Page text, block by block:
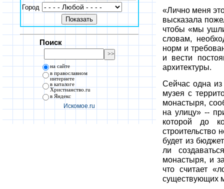
Город
Поиск
на сайте
в православном
интернете
в каталоге
Христианство.ru
в Яндекс
Искомое.ru
«Лично меня
высказала
чтобы «мы
словам,
норм и
и вести
архитектуры.
Сейчас одна
музея с
монастыря,
на улицу» --
которой до
строительство
будет из
ли
монастыря, и
что считает
существующих